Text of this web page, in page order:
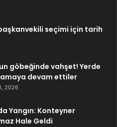
seçimi için tarih
göbeğinde vahşet! Yerde
devam ettiler
2026
Yangın: Konteyner
Hale Geldi